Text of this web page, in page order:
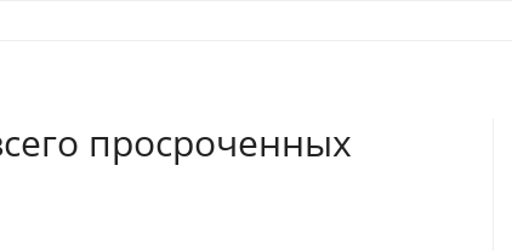
просроченных